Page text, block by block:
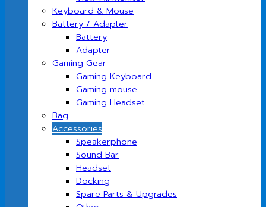
Keyboard & Mouse
Battery / Adapter
Battery
Adapter
Gaming Gear
Gaming Keyboard
Gaming mouse
Gaming Headset
Bag
Accessories
Speakerphone
Sound Bar
Headset
Docking
Spare Parts & Upgrades